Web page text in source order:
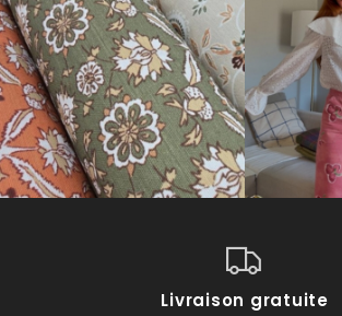
Livraison gratuite